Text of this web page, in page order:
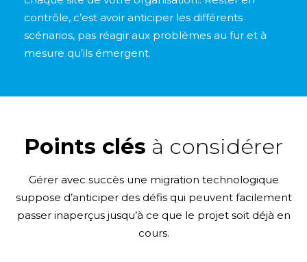
contrôle, c’est avoir anticiper les différents
scénarios, pas réagir aux problèmes au fur et à
mesure qu’ils émergent.
Points clés à considérer
Gérer avec succès une migration technologique
suppose d’anticiper des défis qui peuvent facilement
passer inaperçus jusqu’à ce que le projet soit déjà en
cours.